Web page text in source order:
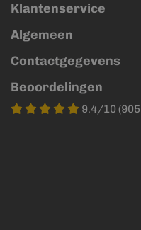
Klantenservice
Algemeen
Contactgegevens
Beoordelingen
9.4/10